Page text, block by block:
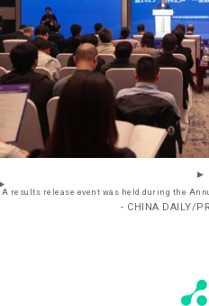
A results release event was held during the
- CHINA DAILY/